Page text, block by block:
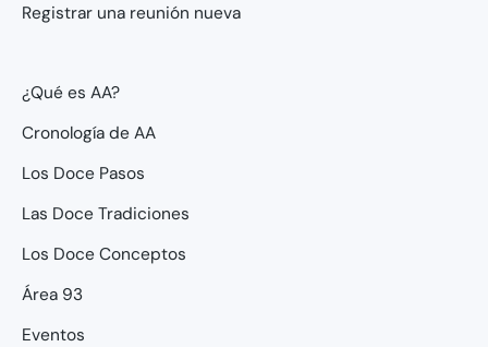
Registrar una reunión nueva
¿Qué es AA?
Cronología de AA
Los Doce Pasos
Las Doce Tradiciones
Los Doce Conceptos
Área 93
Eventos